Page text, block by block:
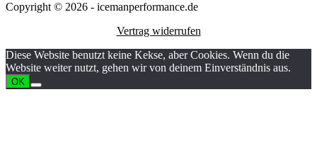
Copyright © 2026 - icemanperformance.de
Vertrag widerrufen
Diese Website benutzt keine Kekse, aber Cookies. Wenn du die
Website weiter nutzt, gehen wir von deinem Einverständnis aus.
OK